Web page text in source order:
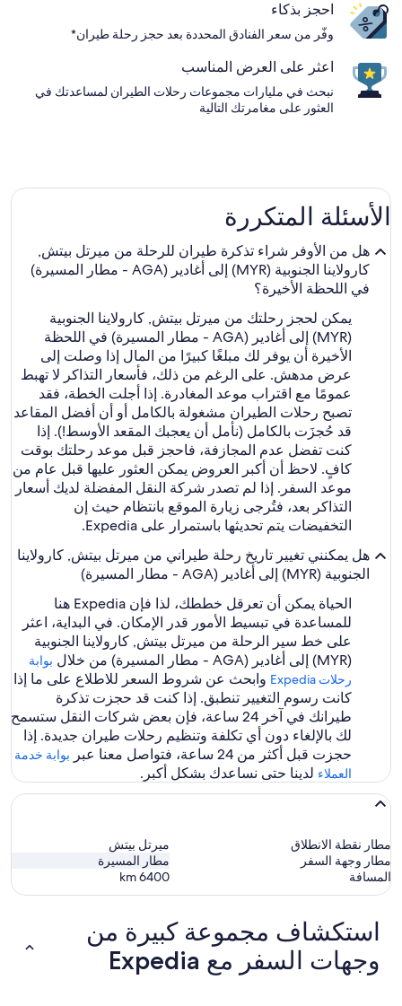
احجز بذكاء
وفّر من سعر الفنادق المحددة بعد حجز رحلة طيران*
اعثر على العرض المناسب
نبحث في مليارات مجموعات رحلات الطيران لمساعدتك في
العثور على مغامرتك التالية
الأسئلة المتكررة
هل من الأوفر شراء تذكرة طيران للرحلة من ميرتل بيتش,
كارولاينا الجنوبية (MYR) إلى أغادير (AGA - مطار المسيرة)
في اللحظة الأخيرة؟
يمكن لحجز رحلتك من ميرتل بيتش, كارولاينا الجنوبية
(MYR) إلى أغادير (AGA - مطار المسيرة) في اللحظة
الأخيرة أن يوفر لك مبلغًا كبيرًا من المال إذا وصلت إلى
عرض مدهش. على الرغم من ذلك، فأسعار التذاكر لا تهبط
عمومًا مع اقتراب موعد المغادرة. إذا أجلت الخطة، فقد
تصبح رحلات الطيران مشغولة بالكامل أو أن أفضل المقاعد
قد حُجزَت بالكامل (نأمل أن يعجبك المقعد الأوسط!). إذا
كنت تفضل عدم المجازفة، فاحجز قبل موعد رحلتك بوقت
كافٍ. لاحظ أن أكبر العروض يمكن العثور عليها قبل عام من
موعد السفر. إذا لم تصدر شركة النقل المفضلة لديك أسعار
التذاكر بعد، فتُرجى زيارة الموقع بانتظام حيث إن
التخفيضات يتم تحديثها باستمرار على Expedia.
هل يمكنني تغيير تاريخ رحلة طيراني من ميرتل بيتش, كارولاينا
الجنوبية (MYR) إلى أغادير (AGA - مطار المسيرة)
الحياة يمكن أن تعرقل خططك، لذا فإن Expedia هنا
للمساعدة في تبسيط الأمور قدر الإمكان. في البداية، اعثر
على خط سير الرحلة من ميرتل بيتش, كارولاينا الجنوبية
(MYR) إلى أغادير (AGA - مطار المسيرة) من خلال
بوابة
رحلات Expedia‏
وابحث عن شروط السعر للاطلاع على ما إذا
كانت رسوم التغيير تنطبق. إذا كنت قد حجزت تذكرة
طيرانك في آخر 24 ساعة، فإن بعض شركات النقل ستسمح
لك بالإلغاء دون أي تكلفة وتنظيم رحلات طيران جديدة. إذا
حجزت قبل أكثر من 24 ساعة، فتواصل معنا عبر
بوابة خدمة
العملاء لدينا حتى نساعدك بشكل أكبر.
مطار نقطة الانطلاق
ميرتل بيتش
مطار وجهة السفر
مطار المسيرة
المسافة
6400
km
استكشاف مجموعة كبيرة من
وجهات السفر مع Expedia